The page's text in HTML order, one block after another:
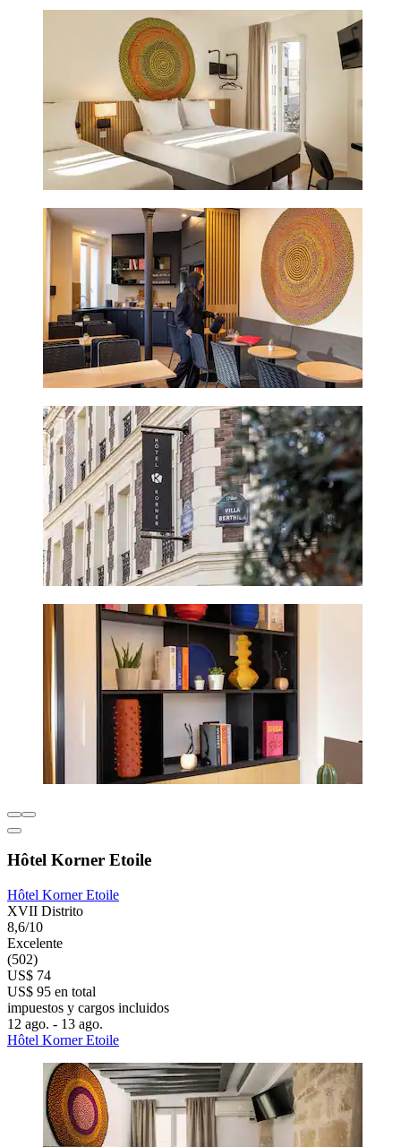
Hôtel Korner Etoile
Hôtel Korner Etoile
XVII Distrito
8,6/10
Excelente
(502)
US$ 74
US$ 95 en total
impuestos y cargos incluidos
12 ago. - 13 ago.
Hôtel Korner Etoile